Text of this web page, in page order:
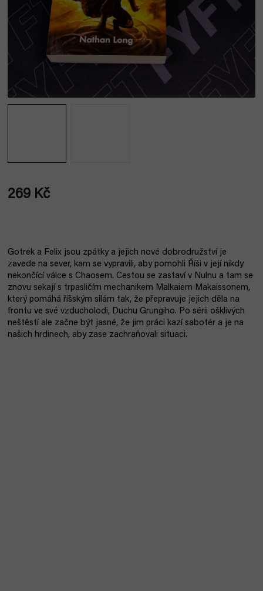
269 Kč
Gotrek a Felix jsou zpátky a jejich nové dobrodružství je
zavede na sever, kam se vypravili, aby pomohli Říši v její nikdy
nekončící válce s Chaosem. Cestou se zastaví v Nulnu a tam se
znovu sekají s trpasličím mechanikem Malkaiem Makaissonem,
který pomáhá říšským silám tak, že přepravuje jejich děla na
frontu ve své vzducholodi, Duchu Grungiho. Po sérii ošklivých
neštěstí ale začne být jasné, že jim práci kazí sabotér a je na
našich hrdinech, aby zase zachraňovali situaci.